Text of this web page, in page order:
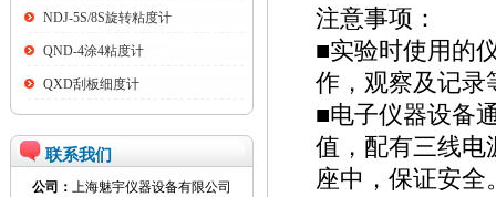
NDJ-5S/8S旋转粘度计
QND-4涂4粘度计
QXD刮板细度计
联系我们
公司： 上海魅宇仪器设备有限公司
注意事项：
■实验时使用的
作，观察及记录
■电子仪器设备
值，配有三线电
座中，保证安全